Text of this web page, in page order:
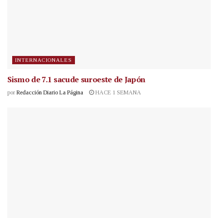
INTERNACIONALES
Sismo de 7.1 sacude suroeste de Japón
por Redacción Diario La Página HACE 1 SEMANA